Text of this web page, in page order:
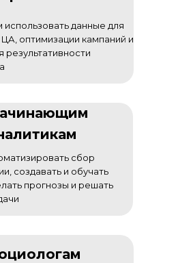
данные для
оптимизации кампаний и
сбор
создавать и обучать
прогнозы и решать